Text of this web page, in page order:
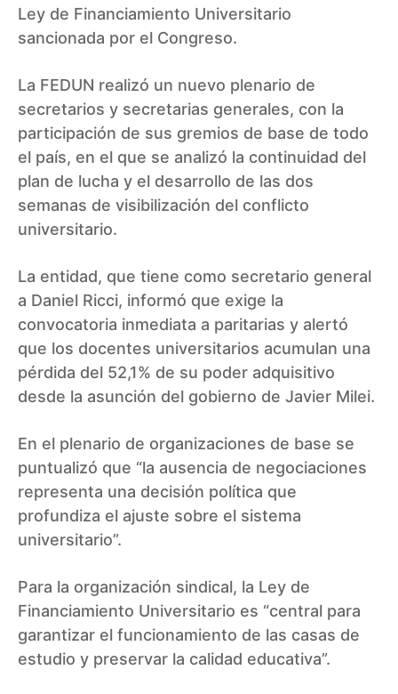
Ley de Financiamiento Universitario
sancionada por el Congreso.
La FEDUN realizó un nuevo plenario de
secretarios y secretarias generales, con la
participación de sus gremios de base de todo
el país, en el que se analizó la continuidad del
plan de lucha y el desarrollo de las dos
semanas de visibilización del conflicto
universitario.
La entidad, que tiene como secretario general
a Daniel Ricci, informó que exige la
convocatoria inmediata a paritarias y alertó
que los docentes universitarios acumulan una
pérdida del 52,1% de su poder adquisitivo
desde la asunción del gobierno de Javier Milei.
En el plenario de organizaciones de base se
puntualizó que “la ausencia de negociaciones
representa una decisión política que
profundiza el ajuste sobre el sistema
universitario”.
Para la organización sindical, la Ley de
Financiamiento Universitario es “central para
garantizar el funcionamiento de las casas de
estudio y preservar la calidad educativa”.